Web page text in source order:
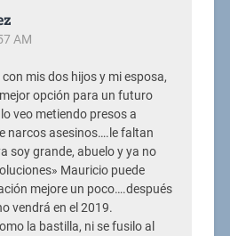
AM
mis dos hijos y mi esposa,
opción para un futuro
veo metiendo presos a
narcos asesinos….le faltan
soy grande, abuelo y ya no
Mauricio puede
mejore un poco….después
vendrá en el 2019.
la bastilla, ni se fusilo al